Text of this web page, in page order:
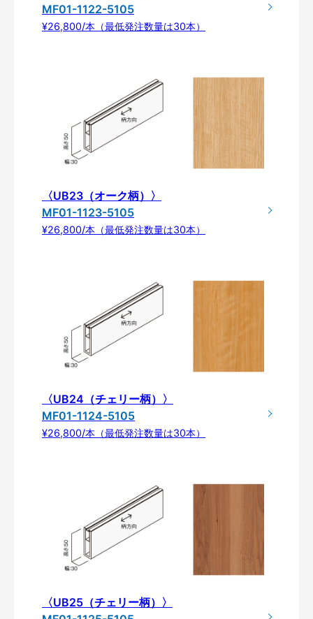
MF01-1122-5105
¥26,800/本（最低発注数量は30本）
〈UB23（オーク柄）〉
MF01-1123-5105
¥26,800/本（最低発注数量は30本）
〈UB24（チェリー柄）〉
MF01-1124-5105
¥26,800/本（最低発注数量は30本）
〈UB25（チェリー柄）〉